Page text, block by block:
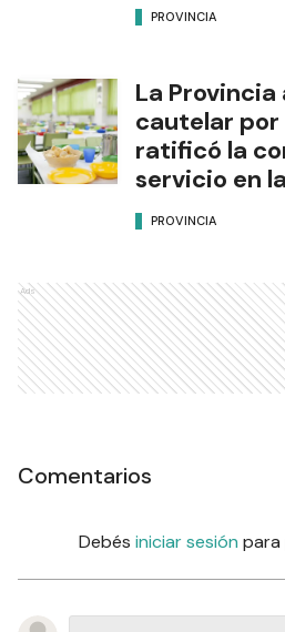
PROVINCIA
La Provincia
cautelar por
ratificó la
servicio en
PROVINCIA
Ads
Comentarios
Debés iniciar sesión